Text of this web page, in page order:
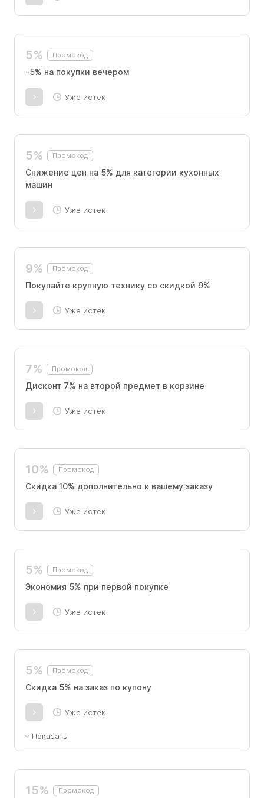
5% Промокод
-5% на покупки вечером
Уже истек
5% Промокод
Снижение цен на 5% для категории кухонных
машин
Уже истек
9% Промокод
Покупайте крупную технику со скидкой 9%
Уже истек
7% Промокод
Дисконт 7% на второй предмет в корзине
Уже истек
10% Промокод
Скидка 10% дополнительно к вашему заказу
Уже истек
5% Промокод
Экономия 5% при первой покупке
Уже истек
5% Промокод
Скидка 5% на заказ по купону
Уже истек
Показать
15% Промокод